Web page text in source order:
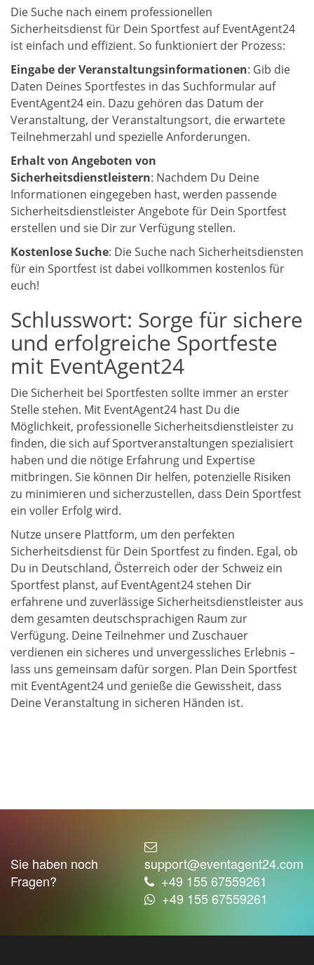
Die Suche nach einem professionellen
Sicherheitsdienst für Dein Sportfest auf EventAgent24
ist einfach und effizient. So funktioniert der Prozess:
Eingabe der Veranstaltungsinformationen: Gib die
Daten Deines Sportfestes in das Suchformular auf
EventAgent24 ein. Dazu gehören das Datum der
Veranstaltung, der Veranstaltungsort, die erwartete
Teilnehmerzahl und spezielle Anforderungen.
Erhalt von Angeboten von
Sicherheitsdienstleistern: Nachdem Du Deine
Informationen eingegeben hast, werden passende
Sicherheitsdienstleister Angebote für Dein Sportfest
erstellen und sie Dir zur Verfügung stellen.
Kostenlose Suche: Die Suche nach Sicherheitsdiensten
für ein Sportfest ist dabei vollkommen kostenlos für
euch!
Schlusswort: Sorge für sichere
und erfolgreiche Sportfeste
mit EventAgent24
Die Sicherheit bei Sportfesten sollte immer an erster
Stelle stehen. Mit EventAgent24 hast Du die
Möglichkeit, professionelle Sicherheitsdienstleister zu
finden, die sich auf Sportveranstaltungen spezialisiert
haben und die nötige Erfahrung und Expertise
mitbringen. Sie können Dir helfen, potenzielle Risiken
zu minimieren und sicherzustellen, dass Dein Sportfest
ein voller Erfolg wird.
Nutze unsere Plattform, um den perfekten
Sicherheitsdienst für Dein Sportfest zu finden. Egal, ob
Du in Deutschland, Österreich oder der Schweiz ein
Sportfest planst, auf EventAgent24 stehen Dir
erfahrene und zuverlässige Sicherheitsdienstleister aus
dem gesamten deutschsprachigen Raum zur
Verfügung. Deine Teilnehmer und Zuschauer
verdienen ein sicheres und unvergessliches Erlebnis –
lass uns gemeinsam dafür sorgen. Plan Dein Sportfest
mit EventAgent24 und genieße die Gewissheit, dass
Deine Veranstaltung in sicheren Händen ist.
Sie haben noch
Fragen?
support@eventagent24.com
+49 155 67559261
+49 155 67559261